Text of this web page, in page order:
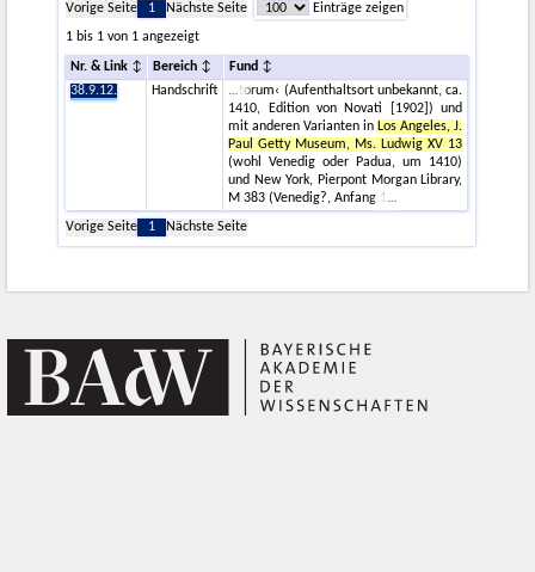
Vorige Seite 1 Nächste Seite
Einträge zeigen
1 bis 1 von 1 angezeigt
Nr. & Link Bereich
Fund
38.9.12.
Handschrift
torum‹ (Aufenthaltsort unbekannt, ca.
1410, Edition von Novati [1902]) und
mit anderen Varianten in Los Angeles, J.
Paul Getty Museum, Ms. Ludwig XV 13
(wohl Venedig oder Padua, um 1410)
und New York, Pierpont Morgan Library,
M 383 (Venedig?, Anfang 1
Vorige Seite
1 Nächste Seite